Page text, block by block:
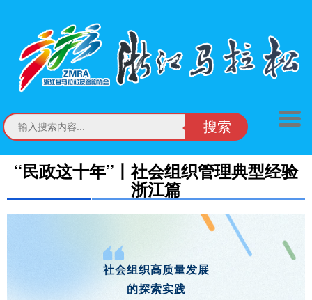
搜索
“民政这十年”丨社会组织管理典型经验
浙江篇
社会组织高质量发展
的探索实践